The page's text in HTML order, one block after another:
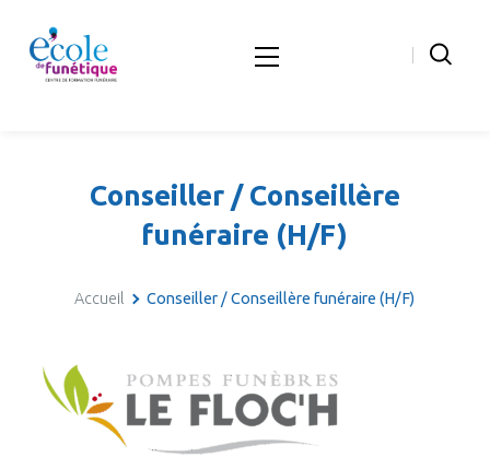
Conseiller / Conseillère
funéraire (H/F)
Accueil Conseiller / Conseillère funéraire (H/F)